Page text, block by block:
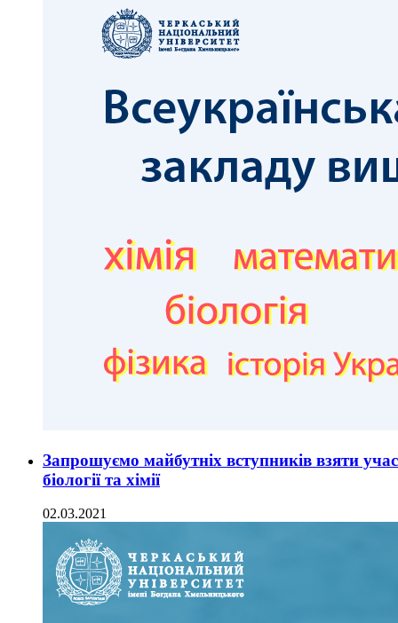
Запрошуємо майбутніх вступників взяти
біології та хімії
02.03.2021